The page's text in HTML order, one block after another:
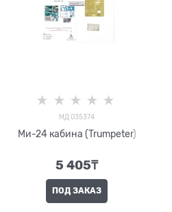
МД 035374
Ми-24 кабина (Trumpeter)
5 405₸
ПОД ЗАКАЗ